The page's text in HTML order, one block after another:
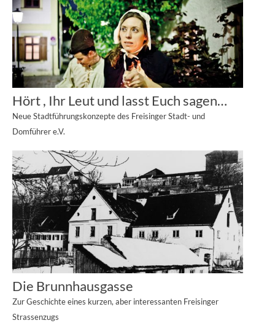
Hört , Ihr Leut und lasst Euch sagen…
Neue Stadtführungskonzepte des Freisinger Stadt- und
Domführer e.V.
Die Brunnhausgasse
Zur Geschichte eines kurzen, aber interessanten Freisinger
Strassenzugs